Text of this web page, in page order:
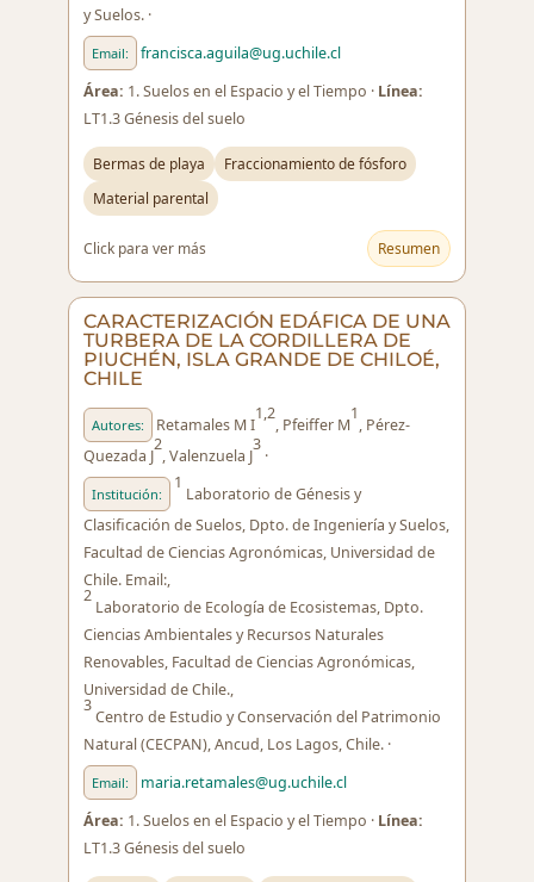
y Suelos. ·
Email:
francisca.aguila@ug.uchile.cl
Área: 1. Suelos en el Espacio y el Tiempo · Línea:
LT1.3 Génesis del suelo
Bermas de playa
Fraccionamiento de fósforo
Material parental
Click para ver más Resumen
CARACTERIZACIÓN EDÁFICA DE UNA
TURBERA DE LA CORDILLERA DE
PIUCHÉN, ISLA GRANDE DE CHILOÉ,
CHILE
Autores: Retamales M I
1,2
, Pfeiffer M
1
, Pérez-
Quezada J
2
, Valenzuela J
3
·
Institución:
1
Laboratorio de Génesis y
Clasificación de Suelos, Dpto. de Ingeniería y Suelos,
Facultad de Ciencias Agronómicas, Universidad de
Chile. Email:,
2
Laboratorio de Ecología de Ecosistemas, Dpto.
Ciencias Ambientales y Recursos Naturales
Renovables, Facultad de Ciencias Agronómicas,
Universidad de Chile.,
3
Centro de Estudio y Conservación del Patrimonio
Natural (CECPAN), Ancud, Los Lagos, Chile. ·
Email:
maria.retamales@ug.uchile.cl
Área: 1. Suelos en el Espacio y el Tiempo · Línea:
LT1.3 Génesis del suelo